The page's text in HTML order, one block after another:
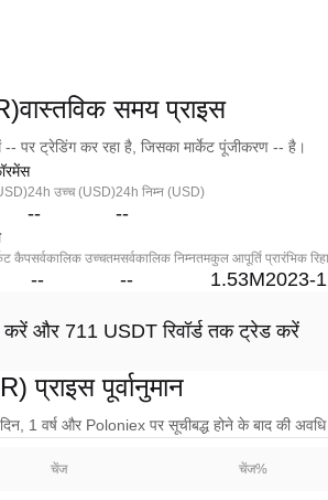
समय प्राइस
पर ट्रेडिंग कर रहा है, जिसका मार्केट पूंजीकरण -- है।
24h उच्च (USD)
--
24h निम्न (USD)
--
कैपसर्वकालिक उच्चतम
--
सर्वकालिक निम्नतम
--
कुल आपूर्ति
1.53M
प्रारंभिक
2023-
और 711 USDT रिवॉर्ड तक ट्रेड करें
प्राइस पूर्वानुमान
1 वर्ष और Poloniex पर सूचीबद्ध होने के बाद की
चेंज चेंज%